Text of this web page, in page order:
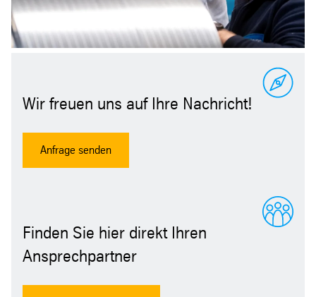
Wir freuen uns auf Ihre Nachricht!
Anfrage senden
Finden Sie hier direkt Ihren
Ansprechpartner